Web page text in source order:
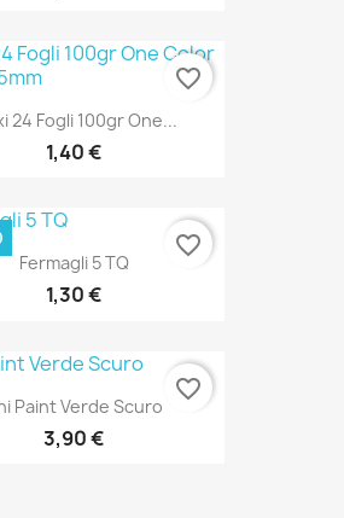
24 Fogli 100gr One...
1,40 €
favorite_border
Fermagli 5 TQ
1,30 €
favorite_border
Paint Verde Scuro
3,90 €
favorite_border